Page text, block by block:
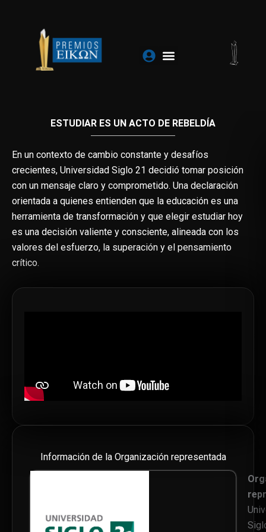
contenido
ESTUDIAR ES UN ACTO DE REBELDÍA
En un contexto de cambio constante y desafíos
crecientes, Universidad Siglo 21 decidió tomar posición
con un mensaje claro y comprometido. Una declaración
orientada a quienes entienden que la educación es una
herramienta de transformación y que elegir estudiar hoy
es una decisión valiente y consciente, alineada con los
valores del esfuerzo, la superación y el pensamiento
crítico.
Información de la Organización representada